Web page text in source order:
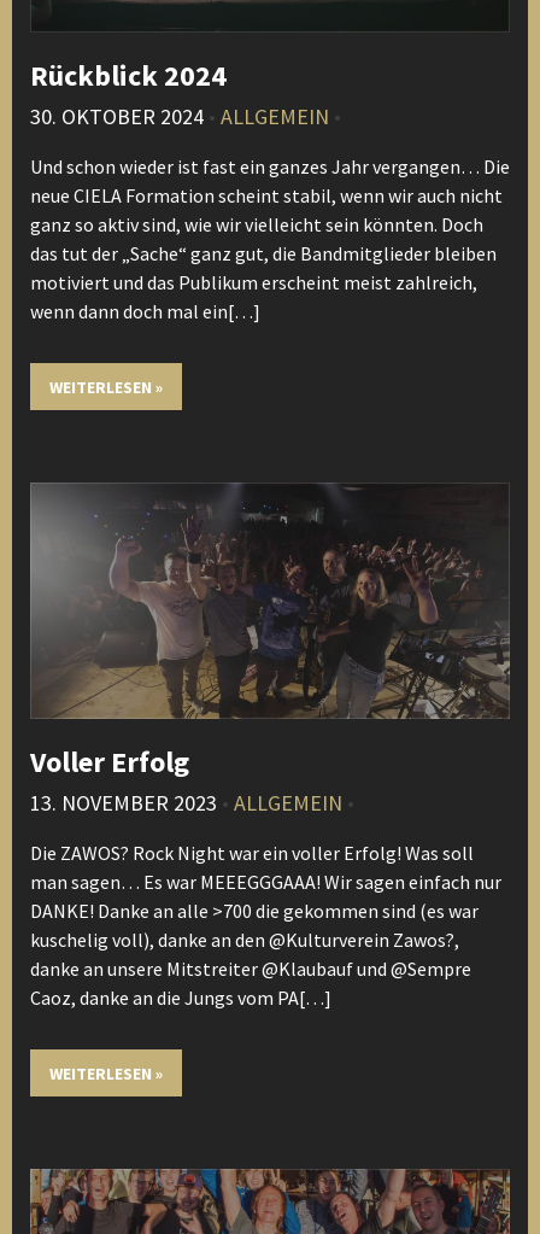
Rückblick 2024
30. OKTOBER 2024 • ALLGEMEIN •
Und schon wieder ist fast ein ganzes Jahr vergangen… Die
neue CIELA Formation scheint stabil, wenn wir auch nicht
ganz so aktiv sind, wie wir vielleicht sein könnten. Doch
das tut der „Sache“ ganz gut, die Bandmitglieder bleiben
motiviert und das Publikum erscheint meist zahlreich,
wenn dann doch mal ein[…]
WEITERLESEN »
Voller Erfolg
13. NOVEMBER 2023 • ALLGEMEIN •
Die ZAWOS? Rock Night war ein voller Erfolg! Was soll
man sagen… Es war MEEEGGGAAA! Wir sagen einfach nur
DANKE! Danke an alle >700 die gekommen sind (es war
kuschelig voll), danke an den @Kulturverein Zawos?,
danke an unsere Mitstreiter @Klaubauf und @Sempre
Caoz, danke an die Jungs vom PA[…]
WEITERLESEN »